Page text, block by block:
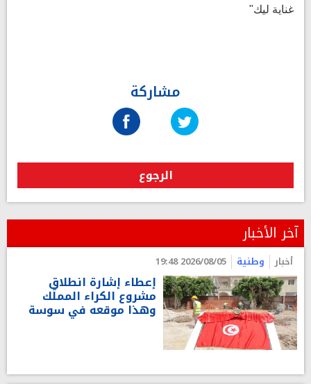
غناية ليك"
مشاركة
الرجوع
آخر الأخبار
أخبار وطنية 2026/08/05 19:48
إعطاء إشارة انطلاق
مشروع الكراء المملّك
وهذا موقعه في سوسة